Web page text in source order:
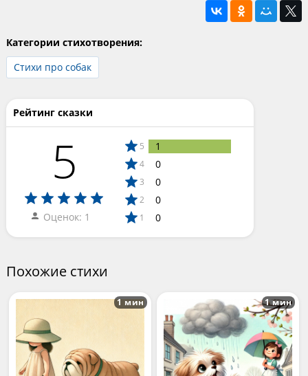
Категории стихотворения:
Стихи про собак
Рейтинг сказки
5
Оценок: 1
5 1
4 0
3 0
2 0
1 0
Похожие стихи
1 мин 1 мин